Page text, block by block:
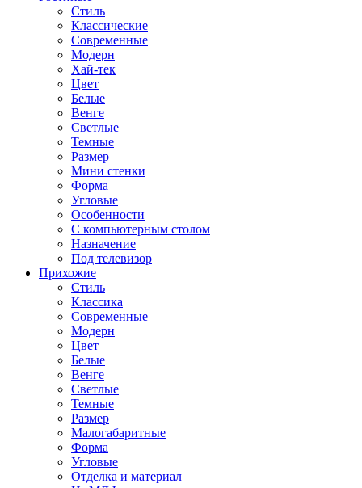
Стиль
Классические
Современные
Модерн
Хай-тек
Цвет
Белые
Венге
Светлые
Темные
Размер
Мини стенки
Форма
Угловые
Особенности
С компьютерным столом
Назначение
Под телевизор
Прихожие
Стиль
Классика
Современные
Модерн
Цвет
Белые
Венге
Светлые
Темные
Размер
Малогабаритные
Форма
Угловые
Отделка и материал